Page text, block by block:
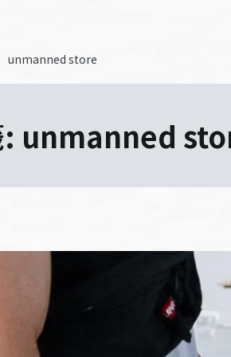
unmanned store
unmanned